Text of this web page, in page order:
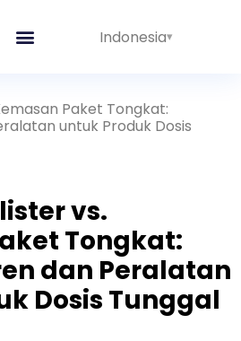
Indonesia
Paket Tongkat:
untuk Produk Dosis
vs.
Tongkat:
dan Peralatan
Dosis Tunggal